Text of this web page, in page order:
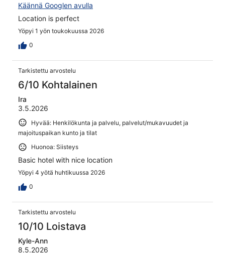
Käännä Googlen avulla
Location is perfect
Yöpyi 1 yön toukokuussa 2026
0
Tarkistettu arvostelu
6/10 Kohtalainen
Ira
3.5.2026
Hyvää: Henkilökunta ja palvelu, palvelut/mukavuudet ja
majoituspaikan kunto ja tilat
Huonoa: Siisteys
Basic hotel with nice location
Yöpyi 4 yötä huhtikuussa 2026
0
Tarkistettu arvostelu
10/10 Loistava
Kyle-Ann
8.5.2026